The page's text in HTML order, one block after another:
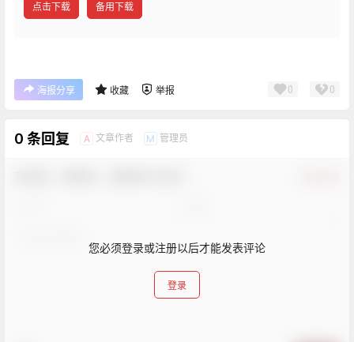
点击下载 备用下载
海报分享 收藏 举报 0 0
0 条回复 A 文章作者 M 管理员
您必须登录或注册以后才能发表评论
登录